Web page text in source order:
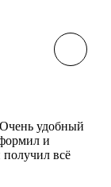
Очень удобный
и
получил всё